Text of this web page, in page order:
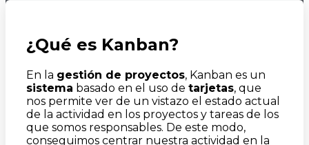
¿Qué es Kanban?
En la gestión de proyectos, Kanban es un
sistema basado en el uso de tarjetas, que
nos permite ver de un vistazo el estado actual
de la actividad en los proyectos y tareas de los
que somos responsables. De este modo,
conseguimos centrar nuestra actividad en la